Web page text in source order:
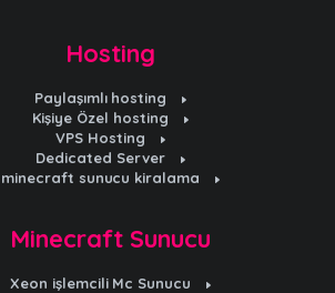
Hosting
Paylaşımlı hosting
Kişiye Özel hosting
VPS Hosting
Dedicated Server
minecraft sunucu kiralama
Minecraft Sunucu
Xeon işlemcili Mc Sunucu